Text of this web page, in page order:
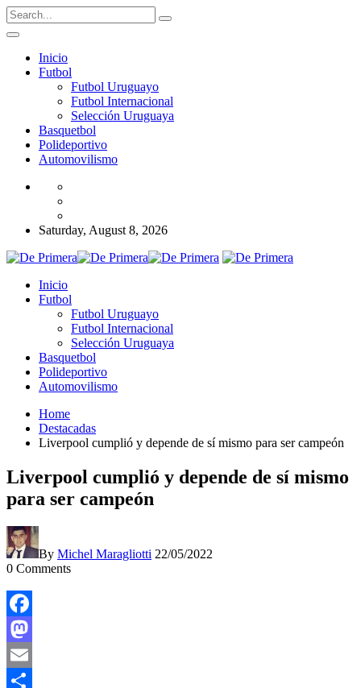
Inicio
Futbol
Futbol Uruguayo
Futbol Internacional
Selección Uruguaya
Basquetbol
Polideportivo
Automovilismo
Saturday, August 8, 2026
Inicio
Futbol
Futbol Uruguayo
Futbol Internacional
Selección Uruguaya
Basquetbol
Polideportivo
Automovilismo
Home
Destacadas
Liverpool cumplió y depende de sí mismo para ser campeón
Liverpool cumplió y depende de sí mismo
para ser campeón
By Michel Maragliotti 22/05/2022
0 Comments
Facebook
Mastodon
Email